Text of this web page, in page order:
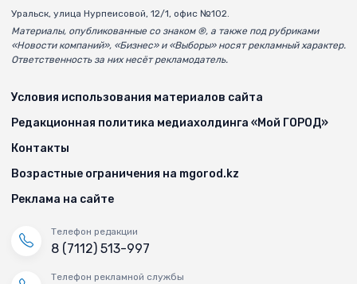
Уральск, улица Нурпеисовой, 12/1, офис №102.
Материалы, опубликованные со знаком ®, а также под рубриками
«Новости компаний», «Бизнес» и «Выборы» носят рекламный характер.
Ответственность за них несёт рекламодатель.
Условия использования материалов сайта
Редакционная политика медиахолдинга «Мой ГОРОД»
Контакты
Возрастные ограничения на mgorod.kz
Реклама на сайте
Телефон редакции
8 (7112) 513-997
Телефон рекламной службы